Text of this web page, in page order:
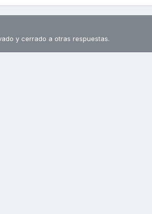
y cerrado a otras respuestas.